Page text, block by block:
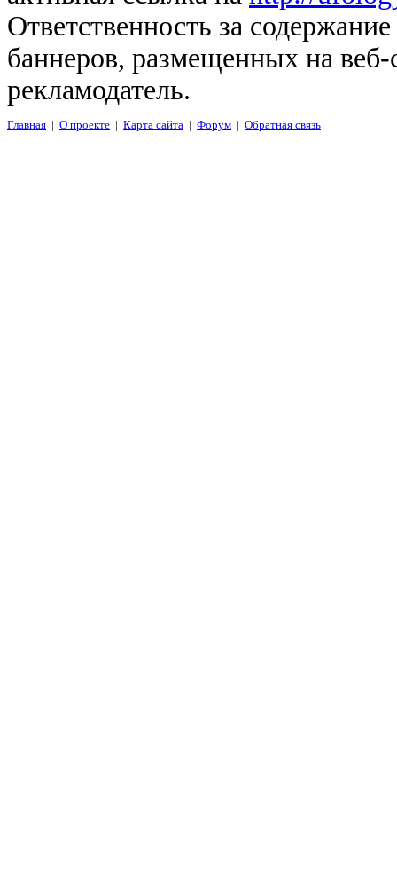
Ответственность за
баннеров, размещенных на
рекламодатель.
Главная | О проекте | Карта сайта | Форум | Обратная связь